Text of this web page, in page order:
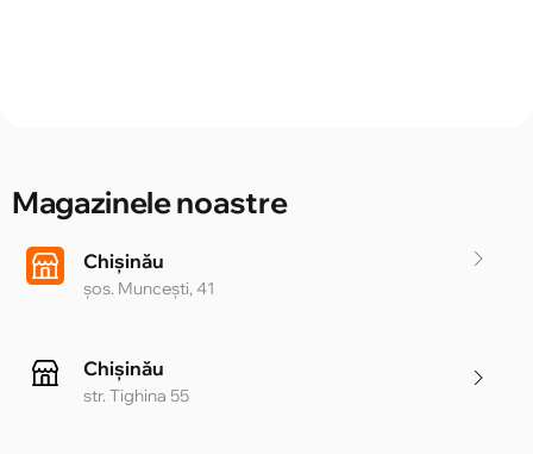
Magazinele noastre
Chișinău
șos. Muncești, 41
Chișinău
str. Tighina 55